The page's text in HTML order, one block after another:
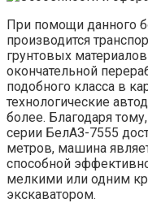
При помощи данного
производится
грунтовых
окончательной
подобного класса в
технологические
более. Благодаря
серии БелАЗ-7555
метров, машина
способной
мелкими или одним
экскаватором.